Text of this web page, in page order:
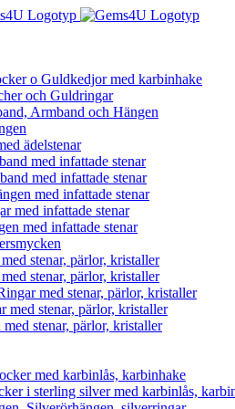
o Guldkedjor med karbinhake
och Guldringar
Armband och Hängen
ädelstenar
med infattade stenar
med infattade stenar
med infattade stenar
med infattade stenar
med infattade stenar
stenar, pärlor, kristaller
stenar, pärlor, kristaller
med stenar, pärlor, kristaller
med stenar, pärlor, kristaller
med stenar, pärlor, kristaller
med karbinlås, karbinhake
i sterling silver med karbinlås,